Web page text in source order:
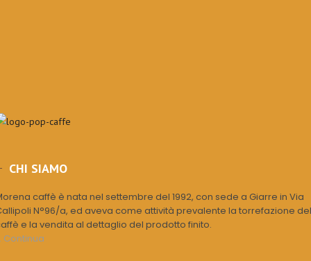
CHI SIAMO
caffè è nata nel settembre del 1992, con sede a Giarre in Via
N°96/a, ed aveva come attività prevalente la torrefazione del
e la vendita al dettaglio del prodotto finito.
Continua